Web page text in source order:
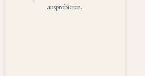
ausprobieren.